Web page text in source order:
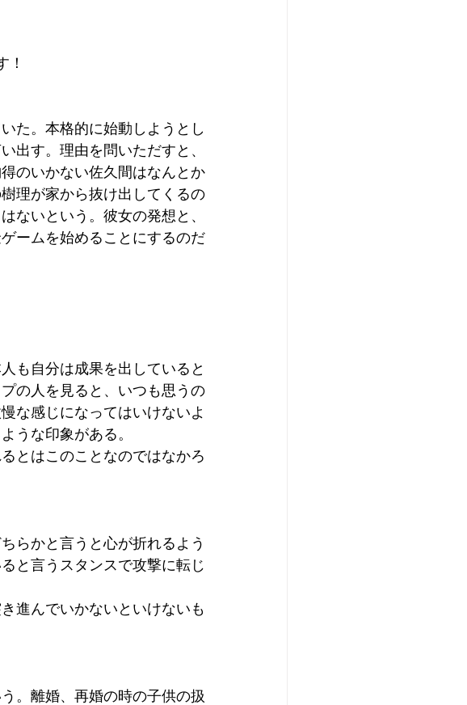
！
た。本格的に始動しようとし
出す。理由を問いただすと、
のいかない佐久間はなんとか
理が家から抜け出してくるの
ないという。彼女の発想と、
ームを始めることにするのだ
も自分は成果を出していると
の人を見ると、いつも思うの
な感じになってはいけないよ
うな印象がある。
とはこのことなのではなかろ
らかと言うと心が折れるよう
と言うスタンスで攻撃に転じ
進んでいかないといけないも
。離婚、再婚の時の子供の扱